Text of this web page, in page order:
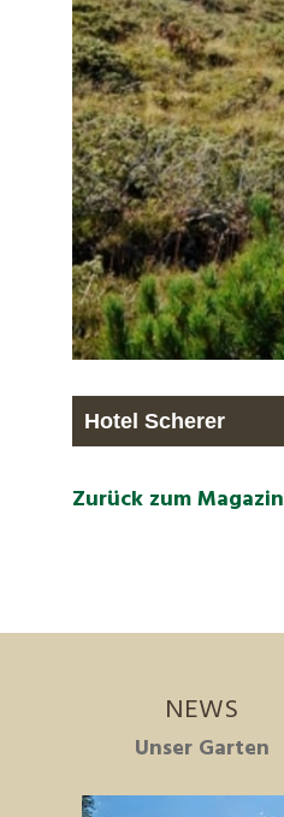
Hotel Scherer
Zurück zum Magazin
NEWS
Unser Garten